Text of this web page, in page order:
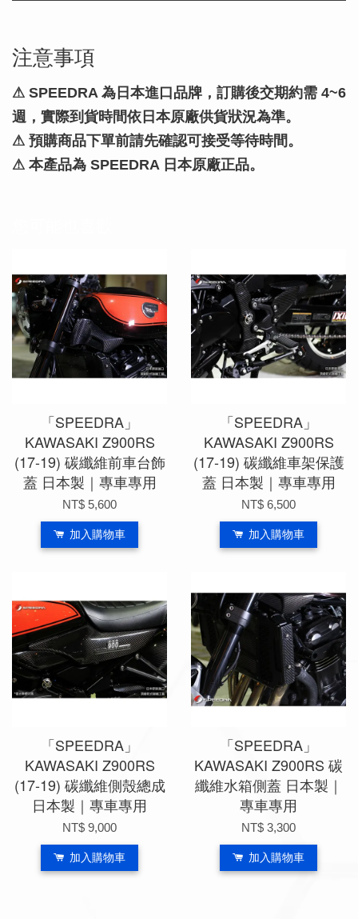
注意事項
⚠ SPEEDRA 為日本進口品牌，訂購後交期約需 4~6
週，實際到貨時間依日本原廠供貨狀況為準。
⚠ 預購商品下單前請先確認可接受等待時間。
⚠ 本產品為 SPEEDRA 日本原廠正品。
「SPEEDRA」
KAWASAKI Z900RS
(17-19) 碳纖維前車台飾
蓋 日本製｜專車專用
NT$ 5,600
加入購物車
「SPEEDRA」
KAWASAKI Z900RS
(17-19) 碳纖維車架保護
蓋 日本製｜專車專用
NT$ 6,500
加入購物車
「SPEEDRA」
KAWASAKI Z900RS
(17-19) 碳纖維側殼總成
日本製｜專車專用
NT$ 9,000
加入購物車
「SPEEDRA」
KAWASAKI Z900RS 碳
纖維水箱側蓋 日本製｜
專車專用
NT$ 3,300
加入購物車